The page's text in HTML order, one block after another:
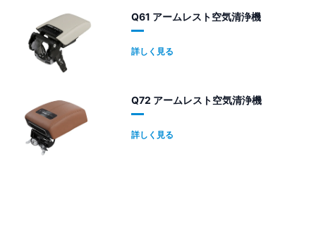
Q61 アームレスト空気清浄機
詳しく見る
Q72 アームレスト空気清浄機
詳しく見る